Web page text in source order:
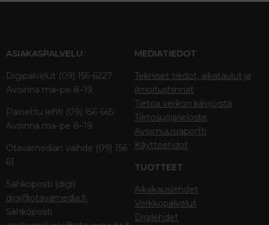
ASIAKASPALVELU
Digipalvelut (09) 156 6227
Avoinna ma–pe 8–19
Painettu lehti (09) 156 665
Avoinna ma–pe 8–19
Otavamedian vaihde (09) 156
61
Sähköposti (digi)
digi@otavamedia.fi
Sähköposti
MEDIATIEDOT
Tekniset tiedot, aikataulut ja
ilmoitushinnat
Tietoa verkon kävijöistä
Tietosuojaseloste
Avoimuusraportti
Käyttöehdot
TUOTTEET
Aikakauslehdet
Verkkopalvelut
Digilehdet